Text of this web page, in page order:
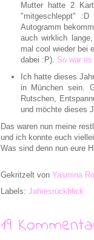
Mutter hatte 2
"mitgeschleppt"
Autogramm
auch wirklich
mal cool wieder bei
dabei :P). So war
Ich hatte dieses
in München sein.
Rutschen,
und möchte dieses
Das waren nun meine
und ich konnte euch
Was sind denn nun eure
Gekritzelt von Yasmina
Labels: Jahresrückblick
19